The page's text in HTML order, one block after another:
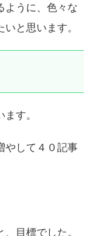
ように、色々な
と思います。
す。
やして４０記事
目標でした。